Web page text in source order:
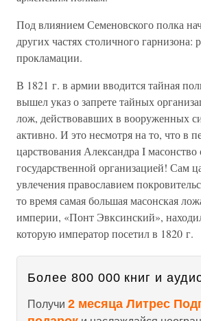
Под влиянием Семеновского полка
других частях столичного гарнизона:
прокламации.
В 1821 г. в армии вводится тайная
вышел указ о запрете тайных
лож, действовавших в вооруженных
активно. И это несмотря на то, что в
царствования Александра I масонство
государственной организацией! Сам
увлечения православием
то время самая большая масонская
империи, «Понт Эвксинский»,
которую император посетил в 1820 г.
Более 800 000 книг и
Получи 2 месяца Литрес